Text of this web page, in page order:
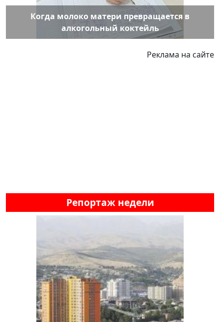
Когда молоко матери превращается в
алкогольный коктейль
Реклама на сайте
Репортаж недели